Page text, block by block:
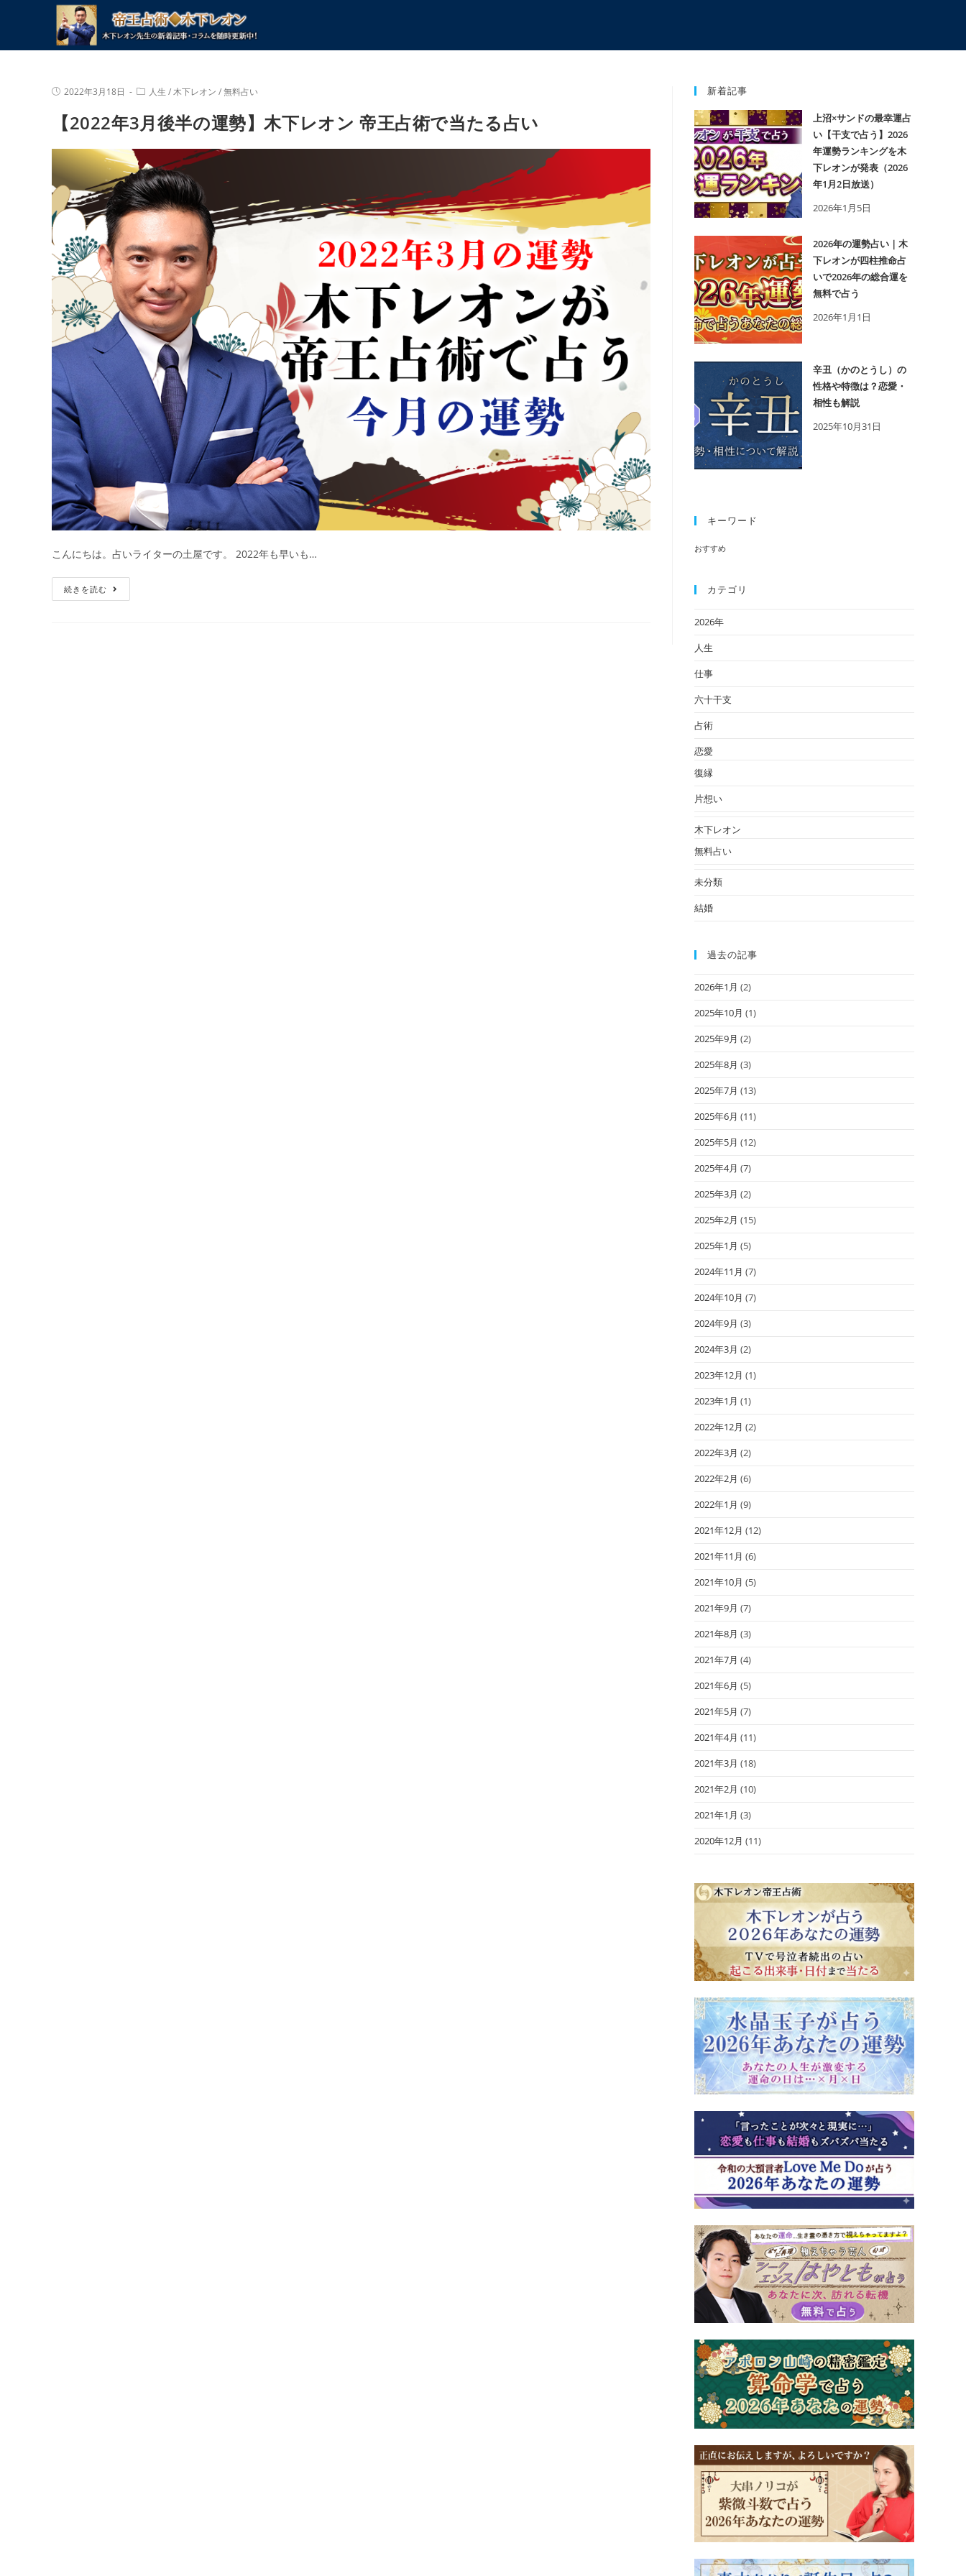
投 2022年3月18日
投
カ
テ
ゴ
ー:
人生 /木下レオン /無料占い
【2022年3月後半の運勢】木下レオン 帝王占術で当たる占い
こんにちは。占いライターの土屋です。 2022年も早いも…
続きを読む
年
新着記事
上沼×サンドの最幸運占
い【干支で占う】2026
年運勢ランキングを木
下レオンが発表（2026
年1月2日放送）
2026年1月5日
2026年の運勢占い｜木
下レオンが四柱推命占
いで2026年の総合運を
無料で占う
2026年1月1日
辛丑（かのとうし）の
性格や特徴は？恋愛・
相性も解説
2025年10月31日
キーワード
おすすめ
カテゴリ
2026年
人生
仕事
六十干支
占術
恋愛
復縁
片想い
木下レオン
無料占い
未分類
結婚
過去の記事
2026年1月 (2)
2025年10月 (1)
2025年9月 (2)
2025年8月 (3)
2025年7月 (13)
2025年6月 (11)
2025年5月 (12)
2025年4月 (7)
2025年3月 (2)
2025年2月 (15)
2025年1月 (5)
2024年11月 (7)
2024年10月 (7)
2024年9月 (3)
2024年3月 (2)
2023年12月 (1)
2023年1月 (1)
2022年12月 (2)
2022年3月 (2)
2022年2月 (6)
2022年1月 (9)
2021年12月 (12)
2021年11月 (6)
2021年10月 (5)
2021年9月 (7)
2021年8月 (3)
2021年7月 (4)
2021年6月 (5)
2021年5月 (7)
2021年4月 (11)
2021年3月 (18)
2021年2月 (10)
2021年1月 (3)
2020年12月 (11)